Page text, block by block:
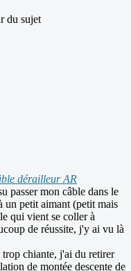
du sujet
dérailleur AR
passer mon câble dans le
un petit aimant (petit mais
qui vient se coller à
de réussite, j'y ai vu là
chiante, j'ai du retirer
de montée descente de